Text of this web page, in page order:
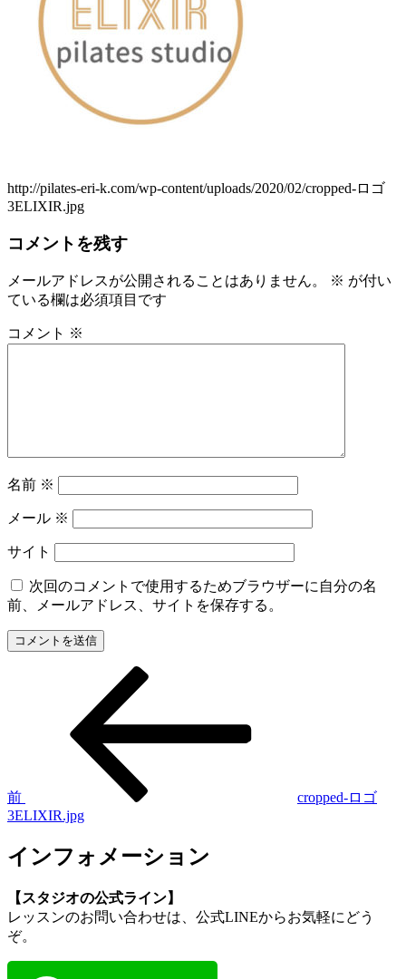
http://pilates-eri-k.com/wp-content/uploads/2020/02/cropped-ロゴ
3ELIXIR.jpg
コメントを残す
メールアドレスが公開されることはありません。 ※ が付い
ている欄は必須項目です
コメント ※
名前 ※
メール ※
サイト
次回のコメントで使用するためブラウザーに自分の名
前、メールアドレス、サイトを保存する。
ゲ
ー
シ
ン
前
cropped-ロゴ
3ELIXIR.jpg
インフォメーション
【スタジオの公式ライン】
レッスンのお問い合わせは、公式LINEからお気軽にどう
ぞ。